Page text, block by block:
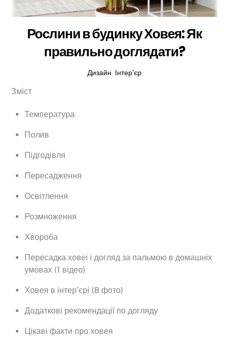
Рослини в будинку Ховея: Як
правильно доглядати?
Дизайн Інтер’єр
Зміст
Температура
Полив
Підгодівля
Пересадження
Освітлення
Розмноження
Хвороба
Пересадка ховеі і догляд за пальмою в домашніх
умовах (1 відео)
Ховея в інтер’єрі (8 фото)
Додаткові рекомендації по догляду
Цікаві факти про ховея